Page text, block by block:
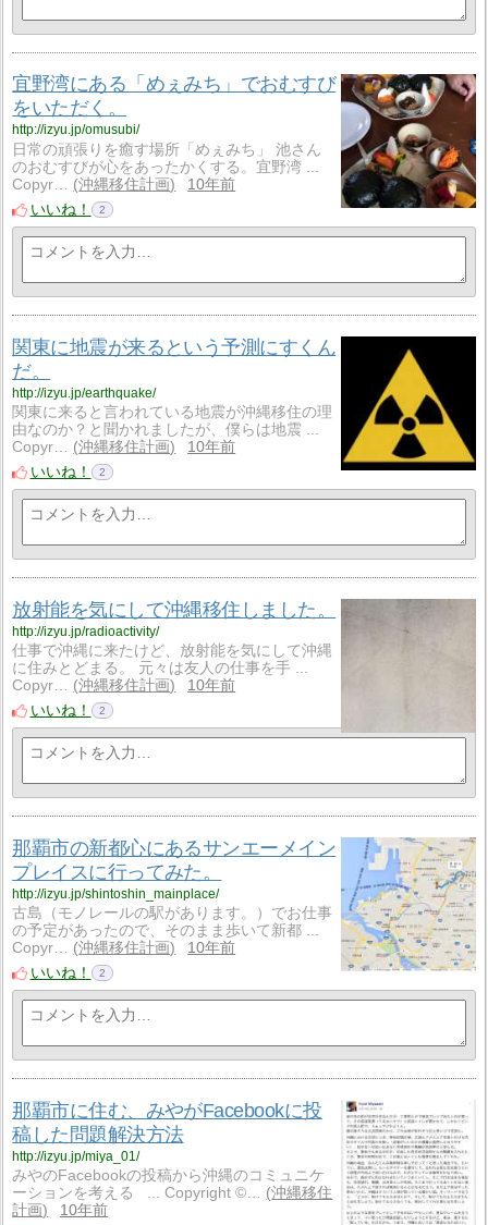
宜野湾にある「めぇみち」でおむすび
をいただく。
http://izyu.jp/omusubi/
日常の頑張りを癒す場所「めぇみち」 池さん
のおむすびが心をあったかくする。宜野湾 ...
Copyr…
沖縄移住計画
10年前
いいね！
2
関東に地震が来るという予測にすくん
だ。
http://izyu.jp/earthquake/
関東に来ると言われている地震が沖縄移住の理
由なのか？と聞かれましたが、僕らは地震 ...
Copyr…
沖縄移住計画
10年前
いいね！
2
放射能を気にして沖縄移住しました。
http://izyu.jp/radioactivity/
仕事で沖縄に来たけど、放射能を気にして沖縄
に住みとどまる。 元々は友人の仕事を手 ...
Copyr…
沖縄移住計画
10年前
いいね！
2
那覇市の新都心にあるサンエーメイン
プレイスに行ってみた。
http://izyu.jp/shintoshin_mainplace/
古島（モノレールの駅があります。）でお仕事
の予定があったので、そのまま歩いて新都 ...
Copyr…
沖縄移住計画
10年前
いいね！
2
那覇市に住む、みやがFacebookに投
稿した問題解決方法
http://izyu.jp/miya_01/
みやのFacebookの投稿から沖縄のコミュニケ
ーションを考える ... Copyright ©…
沖縄移住
計画
10年前